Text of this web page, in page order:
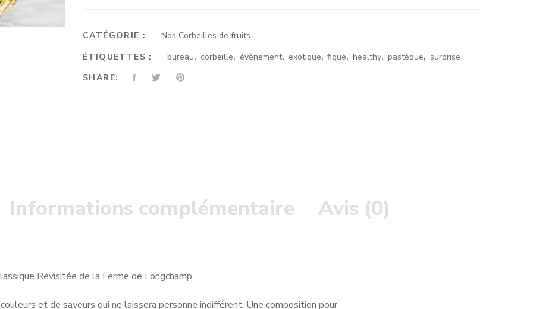
35/40
CATÉGORIE :
Nos Corbeilles de fruits
ÉTIQUETTES :
bureau, corbeille, évènement, exotique,figue,healthy,pastèque, surprise
SHARE:
Informations complémentaire Avis (0)
Revisitée de la Ferme de Longchamp.
et de saveurs qui ne laissera personne indifférent. Une composition pour